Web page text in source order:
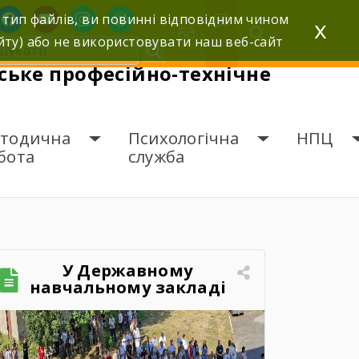
youtubeinstagramwordpress
професійно-технічне
Психологічна
служба
НПЦ
У Державному
навчальному закладі
«Шумське професійно-
технічне училище»
відбувся зворушливий
випускний захід – 2026
файлів, ви повинні відповідним чином
або не використовувати наш веб-сайт
x